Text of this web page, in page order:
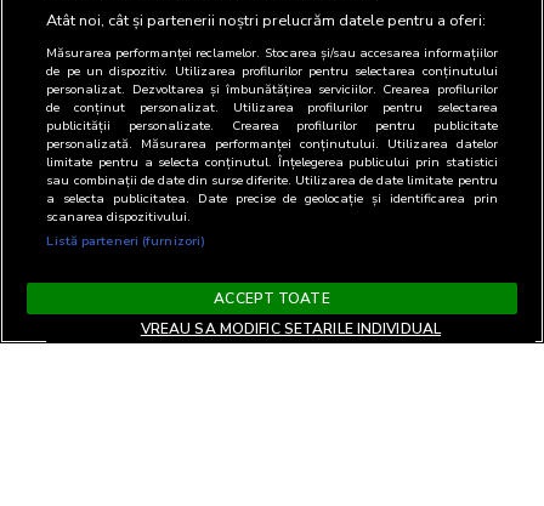
Atât noi, cât și partenerii noștri prelucrăm datele pentru a oferi:
Măsurarea performanței reclamelor. Stocarea și/sau accesarea informațiilor
de pe un dispozitiv. Utilizarea profilurilor pentru selectarea conținutului
personalizat. Dezvoltarea și îmbunătățirea serviciilor. Crearea profilurilor
de conținut personalizat. Utilizarea profilurilor pentru selectarea
publicității personalizate. Crearea profilurilor pentru publicitate
personalizată. Măsurarea performanței conținutului. Utilizarea datelor
limitate pentru a selecta conținutul. Înțelegerea publicului prin statistici
sau combinații de date din surse diferite. Utilizarea de date limitate pentru
a selecta publicitatea. Date precise de geolocație și identificarea prin
scanarea dispozitivului.
Listă parteneri (furnizori)
ACCEPT TOATE
VREAU SA MODIFIC SETARILE INDIVIDUAL